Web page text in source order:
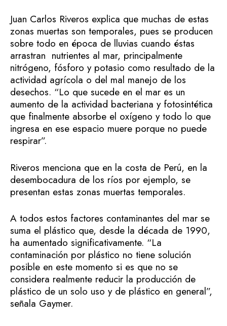
Juan Carlos Riveros explica que muchas de estas
zonas muertas son temporales, pues se producen
sobre todo en época de lluvias cuando éstas
arrastran nutrientes al mar, principalmente
nitrógeno, fósforo y potasio como resultado de la
actividad agrícola o del mal manejo de los
desechos. “Lo que sucede en el mar es un
aumento de la actividad bacteriana y fotosintética
que finalmente absorbe el oxígeno y todo lo que
ingresa en ese espacio muere porque no puede
respirar”.
Riveros menciona que en la costa de Perú, en la
desembocadura de los ríos por ejemplo, se
presentan estas zonas muertas temporales.
A todos estos factores contaminantes del mar se
suma el plástico que, desde la década de 1990,
ha aumentado significativamente. “La
contaminación por plástico no tiene solución
posible en este momento si es que no se
considera realmente reducir la producción de
plástico de un solo uso y de plástico en general”,
señala Gaymer.